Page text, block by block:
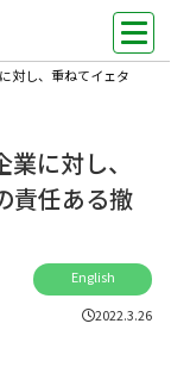
対し、重ねてイェタ
に対し、
責任ある撤
English
2022.3.26